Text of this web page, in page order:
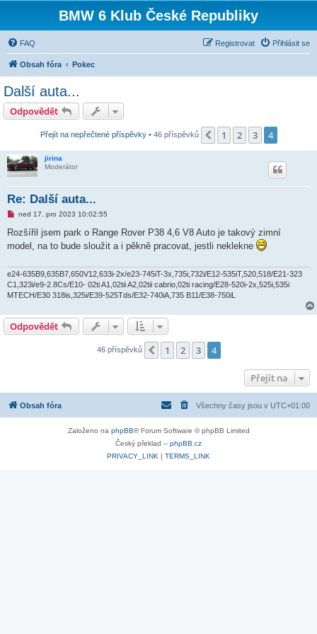
BMW 6 Klub České Republiky
FAQ Přihlásit se
Registrovat
Obsah fóra Pokec
Další auta...
Odpovědět
Přejít na nepřečtené příspěvky• 46 příspěvků Předchozí
1 2 3 4
jirina
Moderátor
Re: Další auta...
N
v
p
s
p
ě
v
k
ned 17. pro 2023 10:02:55
Rozšířil jsem park o Range Rover P38 4,6 V8 Auto je takový zimní
model, na to bude sloužit a i pěkně pracovat, jestli neklekne
e24-635B9,635B7,650V12,633i-2x/e23-745iT-3x,735i,732i/E12-535iT,520,518/E21-323
C1,323i/e9-2.8Cs/E10- 02ti A1,02tii A2,02tii cabrio,02ti racing/E28-520i-2x,525i,535i
MTECH/E30 318is,325i/E39-525Tds/E32-740iA,735 B11/E38-750iL
Odpovědět
46 příspěvků Předchozí
1 2 3 4
Přejít na
Obsah fóra Všechny časy jsou v UTC+01:00
Založeno na phpBB® Forum Software © phpBB Limited
Český překlad – phpBB.cz
PRIVACY_LINK | TERMS_LINK